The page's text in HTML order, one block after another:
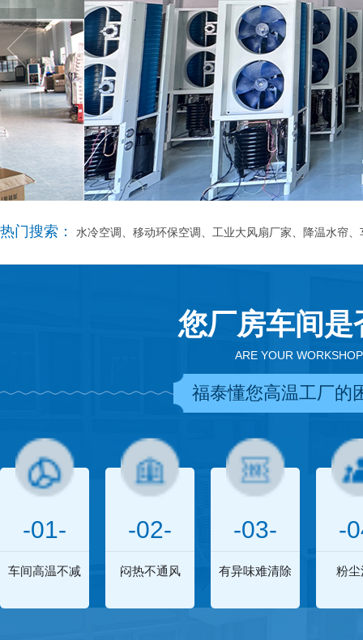
热门搜索： 水冷空调、移动环保空调、工业大风扇厂家、降温水帘
您厂房车间
ARE YOUR
福泰懂您高温工厂的
-01-
车间高温不减
-02-
闷热不通风
-03-
有异味难清除
-
粉尘